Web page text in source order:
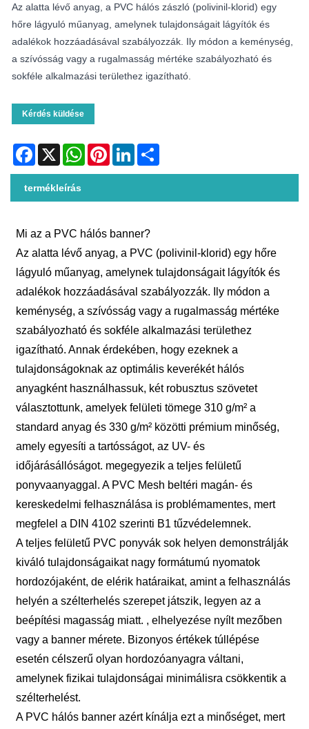
Az alatta lévő anyag, a PVC hálós zászló (polivinil-klorid) egy
hőre lágyuló műanyag, amelynek tulajdonságait lágyítók és
adalékok hozzáadásával szabályozzák. Ily módon a keménység,
a szívósság vagy a rugalmasság mértéke szabályozható és
sokféle alkalmazási területhez igazítható.
Kérdés küldése
Facebook
X WhatsAppPinterestLinkedIn
termékleírás
Mi az a PVC hálós banner?
Az alatta lévő anyag, a PVC (polivinil-klorid) egy hőre
lágyuló műanyag, amelynek tulajdonságait lágyítók és
adalékok hozzáadásával szabályozzák. Ily módon a
keménység, a szívósság vagy a rugalmasság mértéke
szabályozható és sokféle alkalmazási területhez
igazítható. Annak érdekében, hogy ezeknek a
tulajdonságoknak az optimális keverékét hálós
anyagként használhassuk, két robusztus szövetet
választottunk, amelyek felületi tömege 310 g/m² a
standard anyag és 330 g/m² közötti prémium minőség,
amely egyesíti a tartósságot, az UV- és
időjárásállóságot. megegyezik a teljes felületű
ponyvaanyaggal. A PVC Mesh beltéri magán- és
kereskedelmi felhasználása is problémamentes, mert
megfelel a DIN 4102 szerinti B1 tűzvédelemnek.
A teljes felületű PVC ponyvák sok helyen demonstrálják
kiváló tulajdonságaikat nagy formátumú nyomatok
hordozójaként, de elérik határaikat, amint a felhasználás
helyén a szélterhelés szerepet játszik, legyen az a
beépítési magasság miatt. , elhelyezése nyílt mezőben
vagy a banner mérete. Bizonyos értékek túllépése
esetén célszerű olyan hordozóanyagra váltani,
amelynek fizikai tulajdonságai minimálisra csökkentik a
szélterhelést.
A PVC hálós banner azért kínálja ezt a minőséget, mert